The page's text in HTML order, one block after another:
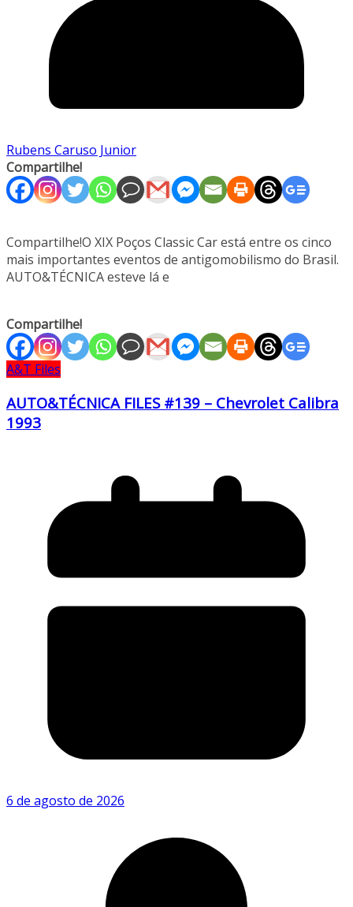
Rubens Caruso Junior
Compartilhe!
Compartilhe!O XIX Poços Classic Car está entre os cinco
mais importantes eventos de antigomobilismo do Brasil.
AUTO&TÉCNICA esteve lá e
Compartilhe!
A&T Files
AUTO&TÉCNICA FILES #139 – Chevrolet Calibra
1993
6 de agosto de 2026